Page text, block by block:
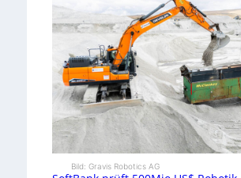
Bild: Gravis Robotics AG